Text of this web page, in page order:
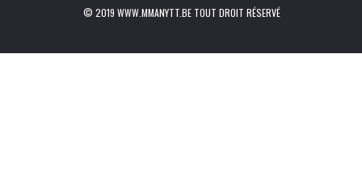
© 2019 WWW.MMANYTT.BE TOUT DROIT RÉSERVÉ